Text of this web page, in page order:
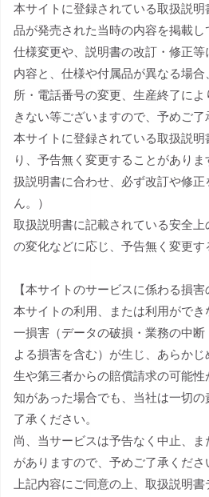
本サイトに登録されている取扱説
品が発売された当時の内容を掲載
仕様変更や、説明書の改訂・修正
内容と、仕様や付属品が異なる場
所・電話番号の変更、生産終了に
きない等ございますので、予めご了
本サイトに登録されている取扱説
り、予告無く変更することがあり
扱説明書に合わせ、必ず改訂や修
ん。）
取扱説明書に記載されている安全
の変化などに応じ、予告無く変更す
【本サイトのサービスに係わる損害
本サイトの利用、または利用がで
一損害（データの破損・業務の中
よる損害を含む）が生じ、あらか
生や第三者からの賠償請求の可能
知があった場合でも、当社は一切
了承ください。
尚、当サービスは予告なく中止、
がありますので、予めご了承くださ
上記内容にご同意の上、取扱説明